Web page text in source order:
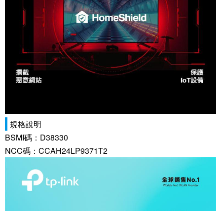
規格說明
BSMI碼：D38330
NCC碼：CCAH24LP9371T2